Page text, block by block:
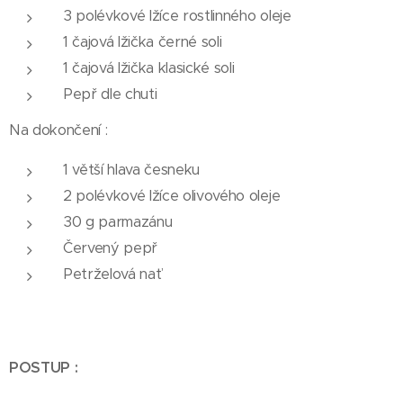
3 polévkové lžíce rostlinného oleje
1 čajová lžička černé soli
1 čajová lžička klasické soli
Pepř dle chuti
Na dokončení :
1 větší hlava česneku
2 polévkové lžíce olivového oleje
30 g parmazánu
Červený pepř
Petrželová nať
POSTUP :